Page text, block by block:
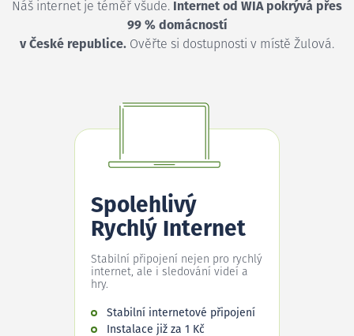
Náš internet je téměř všude. Internet od WIA pokrývá přes
99 % domácností
v České republice. Ověřte si dostupnosti v místě Žulová.
Spolehlivý
Rychlý Internet
Stabilní připojení nejen pro rychlý
internet, ale i sledování videí a
hry.
Stabilní internetové připojení
Instalace již za 1 Kč